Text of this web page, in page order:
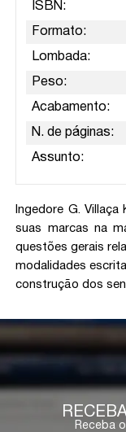
ISBN:
Formato:
Lombada:
Peso:
Acabamento:
N. de páginas:
Assunto:
Ingedore G.
suas marcas na
questões gerais
modalidades
construção dos
Receba